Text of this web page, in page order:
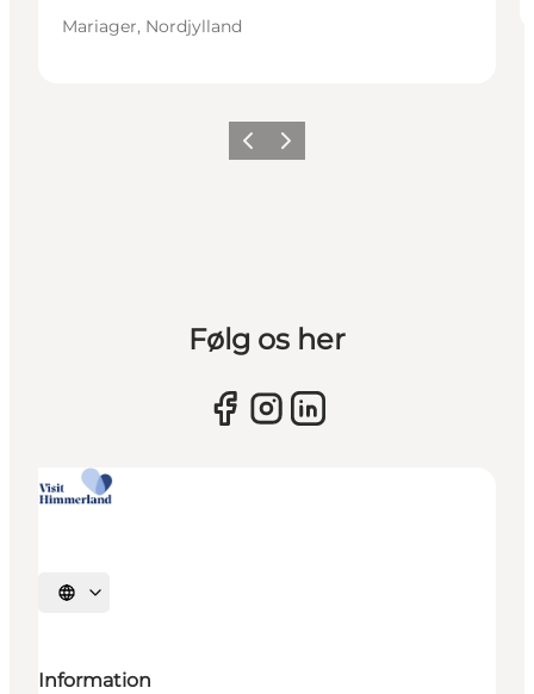
Mariager, Nordjylland
Forrige billede
Næste billede
Følg os her
Vælg sprog
Information